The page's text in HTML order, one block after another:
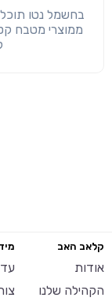
בחשמל נטו
ממוצרי מטבח
קלאב האב
אודות
הקהילה שלנו